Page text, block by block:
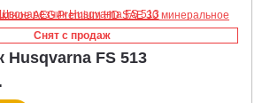
Снят с продаж
Husqvarna FS 513